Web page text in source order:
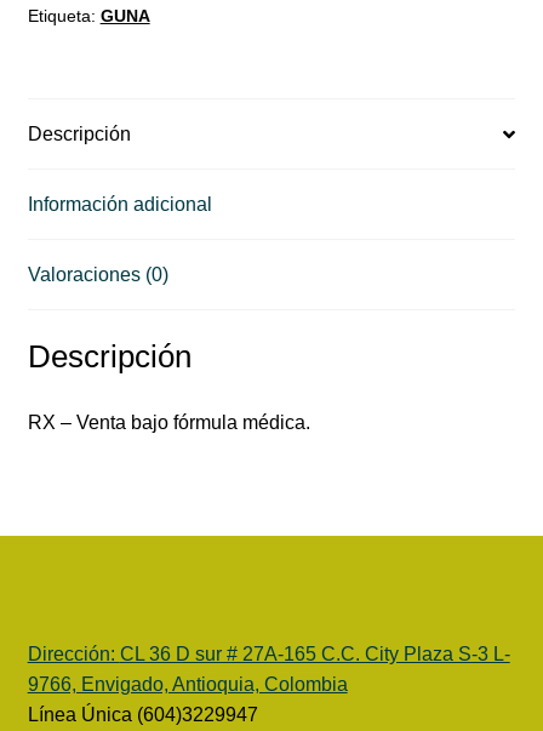
Etiqueta: GUNA
Descripción
Información adicional
Valoraciones (0)
Descripción
RX – Venta bajo fórmula médica.
Dirección: CL 36 D sur # 27A-165 C.C. City Plaza S-3 L-
9766, Envigado, Antioquia, Colombia
Línea Única (604)3229947